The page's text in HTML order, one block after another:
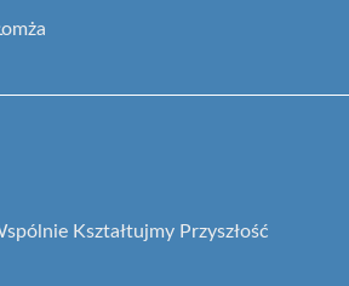
Kształtujmy Przyszłość